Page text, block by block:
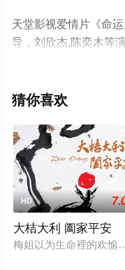
天堂影视爱情片《命
导，刘欣杰,陈奕木等
观看高清无删减完整
猜你喜欢
HD
大桔大利 阖家平安
梅姐以为生命裡的欢愉